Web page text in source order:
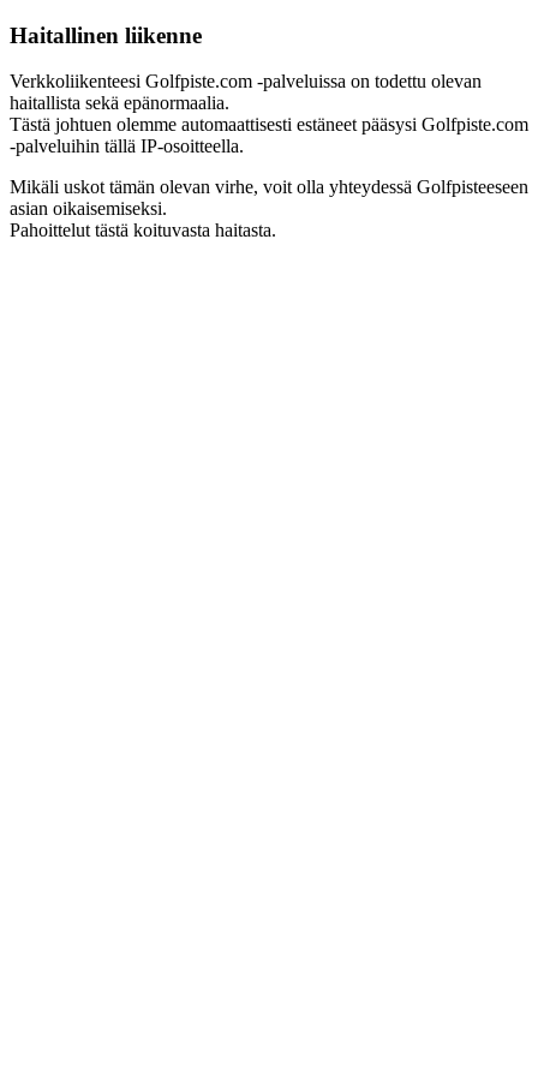
Haitallinen liikenne
Verkkoliikenteesi Golfpiste.com -palveluissa on todettu olevan
haitallista sekä epänormaalia.
Tästä johtuen olemme automaattisesti estäneet pääsysi Golfpiste.com
-palveluihin tällä IP-osoitteella.
Mikäli uskot tämän olevan virhe, voit olla yhteydessä Golfpisteeseen
asian oikaisemiseksi.
Pahoittelut tästä koituvasta haitasta.